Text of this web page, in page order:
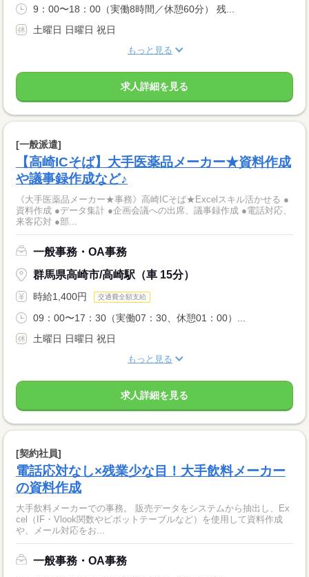
9：00〜18：00（実働8時間／休憩60分） 残...
土曜日 日曜日 祝日
もっと見る
求人詳細を見る
[一般派遣]
【高崎ICそば】大手医薬品メーカー★資料作成
や議事録作成など♪
《大手医薬品メーカー★事務》高崎ICそば★Excelスキル活かせる ●
資料作成 ●データ集計 ●企画会議への出席、議事録作成 ●電話対応、
来客応対 ●部...
一般事務・OA事務
群馬県高崎市/高崎駅（車 15分）
時給1,400円 交通費全額支給
09：00〜17：30（実働07：30、休憩01：00）...
土曜日 日曜日 祝日
もっと見る
求人詳細を見る
[契約社員]
電話応対なし×残業少な目！大手飲料メーカー
の資料作成
大手飲料メーカーでの事務。 販売データをシステムから抽出し、Ex
cel（IF・Vlook関数やピボットテーブルなど）を使用して資料作成
や、メール対応をお...
一般事務・OA事務